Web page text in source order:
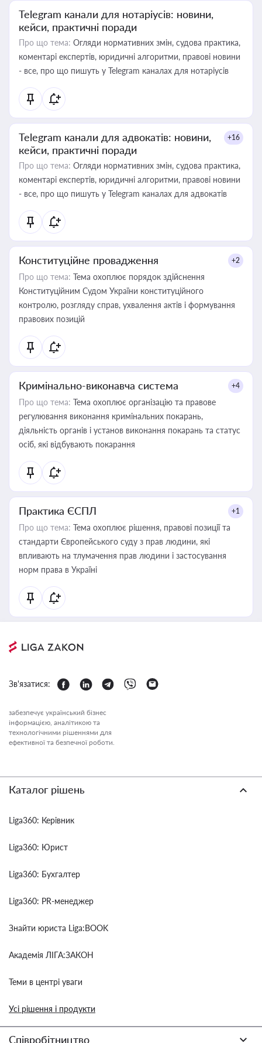
Telegram канали для нотаріусів: новини,
кейси, практичні поради
Про що тема: Огляди нормативних змін, судова практика,
коментарі експертів, юридичні алгоритми, правові новини
- все, про що пишуть у Telegram каналах для нотаріусів
Telegram канали для адвокатів: новини,
кейси, практичні поради
+16
Про що тема: Огляди нормативних змін, судова практика,
коментарі експертів, юридичні алгоритми, правові новини
- все, про що пишуть у Telegram каналах для адвокатів
Конституційне провадження +2
Про що тема: Тема охоплює порядок здійснення
Конституційним Судом України конституційного
контролю, розгляду справ, ухвалення актів і формування
правових позицій
Кримінально-виконавча система +4
Про що тема: Тема охоплює організацію та правове
регулювання виконання кримінальних покарань,
діяльність органів і установ виконання покарань та статус
осіб, які відбувають покарання
Практика ЄСПЛ +1
Про що тема: Тема охоплює рішення, правові позиції та
стандарти Європейського суду з прав людини, які
впливають на тлумачення прав людини і застосування
норм права в Україні
Зв'язатися:
забезпечує український бізнес
інформацією, аналітикою та
технологічними рішеннями для
ефективної та безпечної роботи.
Каталог рішень
Liga360: Керівник
Liga360: Юрист
Liga360: Бухгалтер
Liga360: PR-менеджер
Знайти юриста Liga:BOOK
Академія ЛІГА:ЗАКОН
Теми в центрі уваги
Усі рішення і продукти
Співробітництво